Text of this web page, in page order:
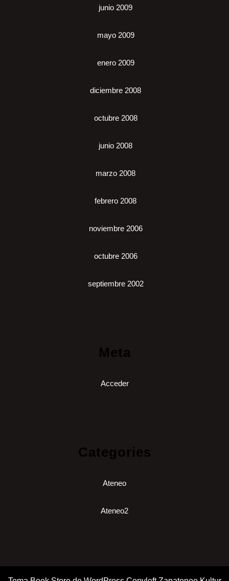
junio 2009
mayo 2009
enero 2009
diciembre 2008
octubre 2008
junio 2008
marzo 2008
febrero 2008
noviembre 2006
octubre 2006
septiembre 2002
Meta
Acceder
Categories
Ateneo
Ateneo2